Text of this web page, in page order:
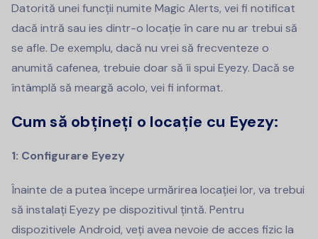
Datorită unei funcții numite Magic Alerts, vei fi notificat
dacă intră sau ies dintr-o locație în care nu ar trebui să
se afle. De exemplu, dacă nu vrei să frecventeze o
anumită cafenea, trebuie doar să îi spui Eyezy. Dacă se
întâmplă să meargă acolo, vei fi informat.
Cum să obțineți o locație cu Eyezy:
1: Configurare Eyezy
Înainte de a putea începe urmărirea locației lor, va trebui
să instalați Eyezy pe dispozitivul țintă. Pentru
dispozitivele Android, veți avea nevoie de acces fizic la